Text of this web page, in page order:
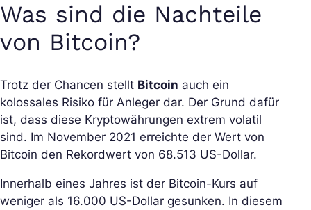
Was sind die Nachteile
von Bitcoin?
Trotz der Chancen stellt Bitcoin auch ein
kolossales Risiko für Anleger dar. Der Grund dafür
ist, dass diese Kryptowährungen extrem volatil
sind. Im November 2021 erreichte der Wert von
Bitcoin den Rekordwert von 68.513 US-Dollar.
Innerhalb eines Jahres ist der Bitcoin-Kurs auf
weniger als 16.000 US-Dollar gesunken. In diesem